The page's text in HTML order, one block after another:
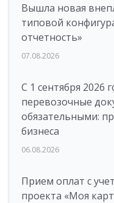
Вышла новая
типовой
отчетность»
07.08.2026
С 1 сентября 2026
перевозочные
обязательными:
бизнеса
06.08.2026
Прием оплат с
проекта «Моя